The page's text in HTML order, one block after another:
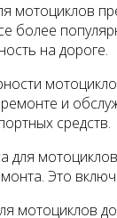
мотоциклов
более
на дороге.
и
средств.
для
Это
мотоциклов